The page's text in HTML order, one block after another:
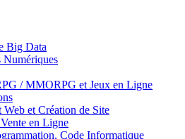
Big Data
Numériques
/ MMORPG et Jeux en Ligne
et Création de Site
en Ligne
Code Informatique